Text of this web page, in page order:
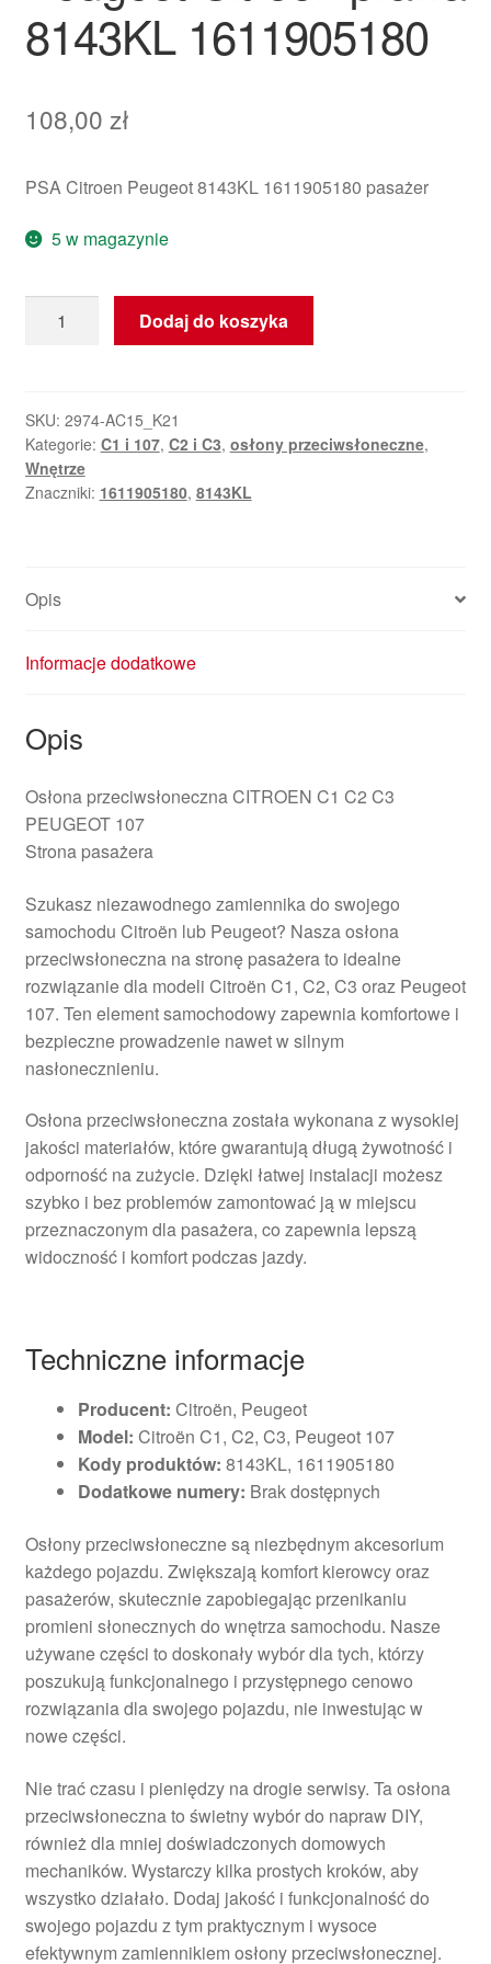
8143KL 1611905180
108,00 zł
PSA Citroen Peugeot 8143KL 1611905180 pasażer
5 w magazynie
Osłona
Citroën
prawa
8143KL
1611905180
Dodaj do koszyka
SKU: 2974-AC15_K21
Kategorie: C1 i 107, C2 i C3, osłony przeciwsłoneczne,
Wnętrze
Znaczniki: 1611905180, 8143KL
Opis
Informacje dodatkowe
Opis
Osłona przeciwsłoneczna CITROEN C1 C2 C3
PEUGEOT 107
Strona pasażera
Szukasz niezawodnego zamiennika do swojego
samochodu Citroën lub Peugeot? Nasza osłona
przeciwsłoneczna na stronę pasażera to idealne
rozwiązanie dla modeli Citroën C1, C2, C3 oraz Peugeot
107. Ten element samochodowy zapewnia komfortowe i
bezpieczne prowadzenie nawet w silnym
nasłonecznieniu.
Osłona przeciwsłoneczna została wykonana z wysokiej
jakości materiałów, które gwarantują długą żywotność i
odporność na zużycie. Dzięki łatwej instalacji możesz
szybko i bez problemów zamontować ją w miejscu
przeznaczonym dla pasażera, co zapewnia lepszą
widoczność i komfort podczas jazdy.
Techniczne informacje
Producent: Citroën, Peugeot
Model: Citroën C1, C2, C3, Peugeot 107
Kody produktów: 8143KL, 1611905180
Dodatkowe numery: Brak dostępnych
Osłony przeciwsłoneczne są niezbędnym akcesorium
każdego pojazdu. Zwiększają komfort kierowcy oraz
pasażerów, skutecznie zapobiegając przenikaniu
promieni słonecznych do wnętrza samochodu. Nasze
używane części to doskonały wybór dla tych, którzy
poszukują funkcjonalnego i przystępnego cenowo
rozwiązania dla swojego pojazdu, nie inwestując w
nowe części.
Nie trać czasu i pieniędzy na drogie serwisy. Ta osłona
przeciwsłoneczna to świetny wybór do napraw DIY,
również dla mniej doświadczonych domowych
mechaników. Wystarczy kilka prostych kroków, aby
wszystko działało. Dodaj jakość i funkcjonalność do
swojego pojazdu z tym praktycznym i wysoce
efektywnym zamiennikiem osłony przeciwsłonecznej.